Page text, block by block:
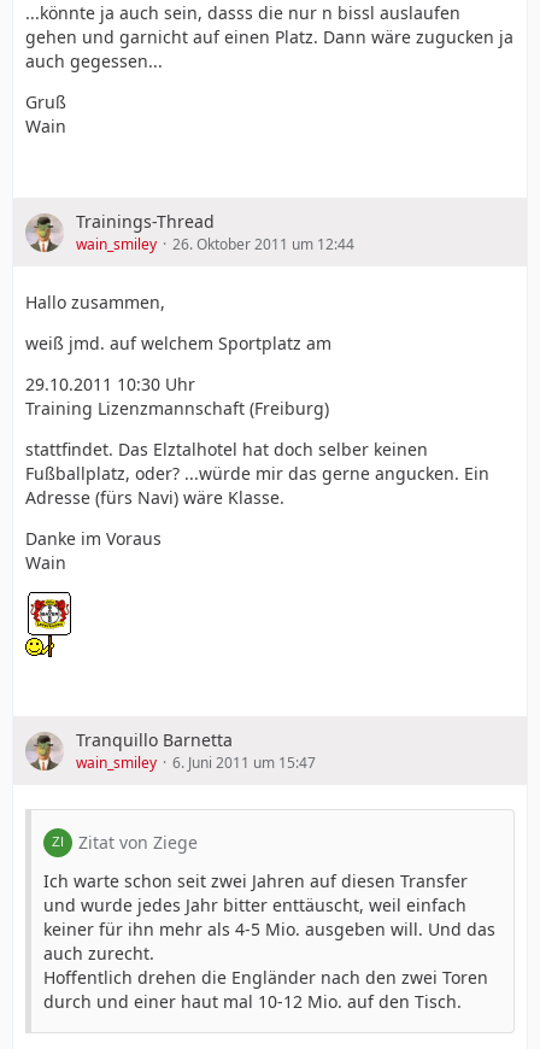
...könnte ja auch sein, dasss die nur n bissl auslaufen
gehen und garnicht auf einen Platz. Dann wäre zugucken ja
auch gegessen...
Gruß
Wain
Trainings-Thread
wain_smiley 26. Oktober 2011 um 12:44
Hallo zusammen,
weiß jmd. auf welchem Sportplatz am
29.10.2011 10:30 Uhr
Training Lizenzmannschaft (Freiburg)
stattfindet. Das Elztalhotel hat doch selber keinen
Fußballplatz, oder? ...würde mir das gerne angucken. Ein
Adresse (fürs Navi) wäre Klasse.
Danke im Voraus
Wain
Tranquillo Barnetta
wain_smiley 6. Juni 2011 um 15:47
Zitat von Ziege
Ich warte schon seit zwei Jahren auf diesen Transfer
und wurde jedes Jahr bitter enttäuscht, weil einfach
keiner für ihn mehr als 4-5 Mio. ausgeben will. Und das
auch zurecht.
Hoffentlich drehen die Engländer nach den zwei Toren
durch und einer haut mal 10-12 Mio. auf den Tisch.